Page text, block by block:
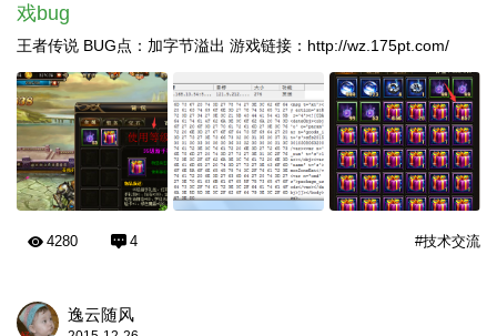
戏bug
王者传说 BUG点：加字节溢出 游戏链接：http://wz.175pt.com/
#技术交流
4280 4
逸云随风